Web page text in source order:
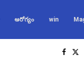
ఆరోగ్యం win